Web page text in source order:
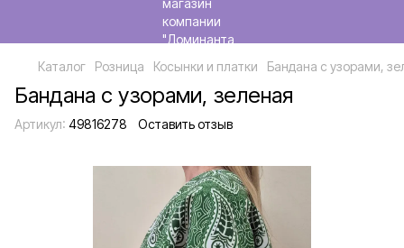
Каталог Розница Косынки и платки Бандана с узорами,
Бандана с узорами, зеленая
Артикул: 49816278 Оставить отзыв